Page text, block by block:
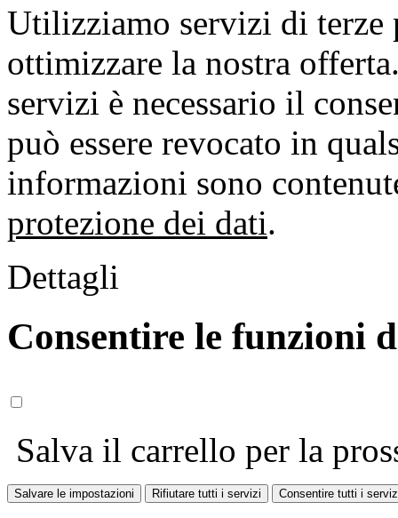
Utilizziamo servizi di terze
ottimizzare la nostra
servizi è necessario il
può essere revocato in
informazioni sono
protezione dei dati.
Dettagli
Consentire le funzioni
Salva il carrello per la
Salvare le impostazioni Rifiutare tutti i servizi Consentire tutti i